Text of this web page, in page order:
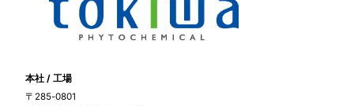
本社 / 工場
〒285-0801